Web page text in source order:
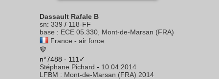
Dassault Rafale B
sn: 339 / 118-FF
base : ECE 05.330, Mont-de-Marsan (FRA)
France - air force
n°7488 - 111✓
Stéphane Pichard - 10.04.2014
LFBM : Mont-de-Marsan (FRA) 2014